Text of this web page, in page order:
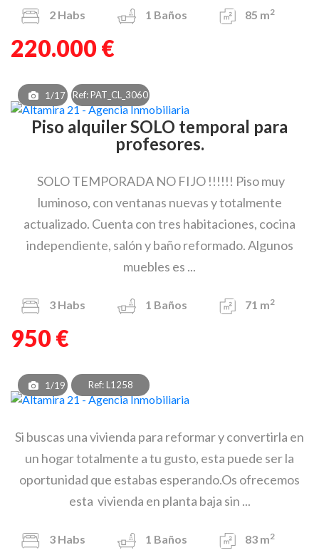
2 Habs 1 Baños 85 m2
220.000 €
1/17 Ref: PAT_CL_3060
Piso alquiler SOLO temporal para
profesores.
SOLO TEMPORADA NO FIJO !!!!!! Piso muy
luminoso, con ventanas nuevas y totalmente
actualizado. Cuenta con tres habitaciones, cocina
independiente, salón y baño reformado. Algunos
muebles es ...
3 Habs 1 Baños 71 m2
950 €
1/19 Ref: L1258
Si buscas una vivienda para reformar y convertirla en
un hogar totalmente a tu gusto, esta puede ser la
oportunidad que estabas esperando.Os ofrecemos
esta vivienda en planta baja sin ...
3 Habs 1 Baños 83 m2